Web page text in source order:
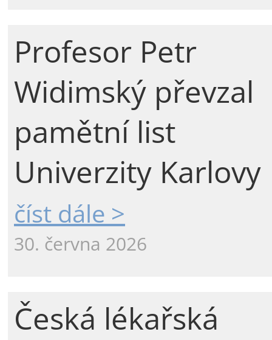
Profesor Petr
Widimský převzal
pamětní list
Univerzity Karlovy
číst dále >
30. června 2026
Česká lékařská